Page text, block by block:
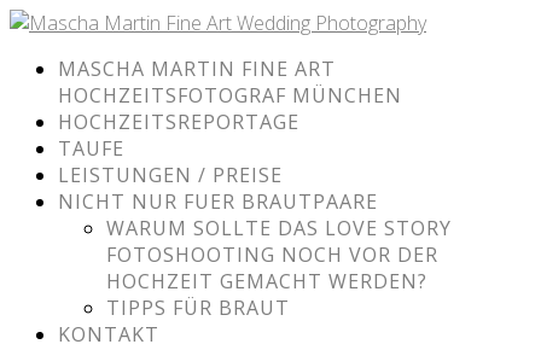
MASCHA MARTIN FINE ART
HOCHZEITSFOTOGRAF MÜNCHEN
HOCHZEITSREPORTAGE
TAUFE
LEISTUNGEN / PREISE
NICHT NUR FUER BRAUTPAARE
WARUM SOLLTE DAS LOVE STORY
FOTOSHOOTING NOCH VOR DER
HOCHZEIT GEMACHT WERDEN?
TIPPS FÜR BRAUT
KONTAKT